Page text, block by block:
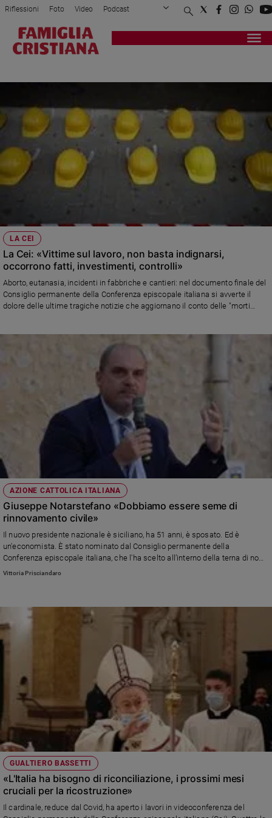
Attualità
Mondo
Economia
Legalità
giustizia
Sport
Papa
Papa
Chiesa
Chiesa
giorno
Società
e
valori
Ambiente
Diritti
della
settimana
Migranti
Diversità
inclusione
Costume
Cultura
spettacoli
Riflessioni Foto Video Podcast
Privacy Policy Chi siamo
Registrati Redazione
LA CEI
La Cei: «Vittime sul lavoro, non basta indignarsi,
occorrono fatti, investimenti, controlli»
Aborto, eutanasia, incidenti in fabbriche e cantieri: nel documento finale del
Consiglio permanente della Conferenza episcopale italiana si avverte il
dolore delle ultime tragiche notizie che aggiornano il conto delle "morti
AZIONE CATTOLICA ITALIANA
Giuseppe Notarstefano «Dobbiamo essere seme di
rinnovamento civile»
Il nuovo presidente nazionale è siciliano, ha 51 anni, è sposato. Ed è
un'economista. È stato nominato dal Consiglio permanente della
Conferenza episcopale italiana, che l'ha scelto all’interno della terna di nomi
che l’Azione cattolica italiana ha indicato dopo l'ultima assemblea
Vittoria Prisciandaro
GUALTIERO BASSETTI
«L'Italia ha bisogno di riconciliazione, i prossimi mesi
cruciali per la ricostruzione»
Il cardinale, reduce dal Covid, ha aperto i lavori in videoconferenza del